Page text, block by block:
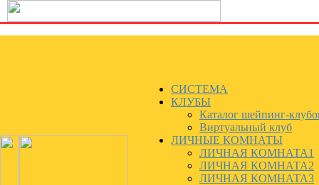
СИСТЕМА
КЛУБЫ
Каталог шейпинг-
Виртуальный клуб
ЛИЧНЫЕ КОМНАТЫ
ЛИЧНАЯ КОМНАТА1
ЛИЧНАЯ КОМНАТА2
ЛИЧНАЯ КОМНАТА3